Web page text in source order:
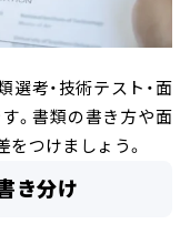
選考・技術テスト・面
。書類の書き方や面
つけましょう。
き分け